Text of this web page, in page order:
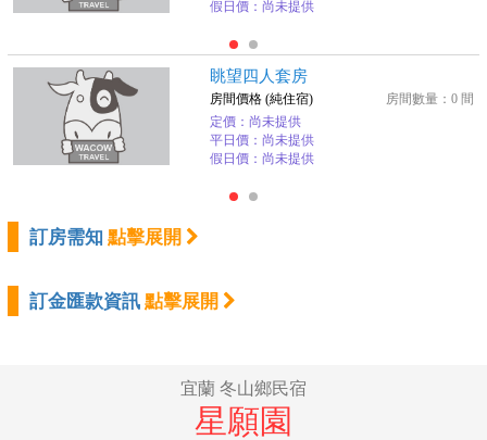
假日價：尚未提供
眺望四人套房
房間數量：0 間
房間價格 (純住宿)
定價：尚未提供
平日價：尚未提供
假日價：尚未提供
訂房需知 點擊展開
訂金匯款資訊 點擊展開
宜蘭 冬山鄉民宿
星願園